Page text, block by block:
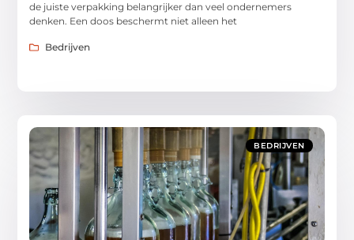
de juiste verpakking belangrijker dan veel ondernemers
denken. Een doos beschermt niet alleen het
Bedrijven
BEDRIJVEN